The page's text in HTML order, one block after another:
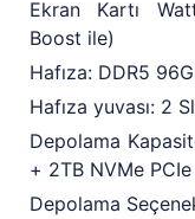
Ekran Kartı
Boost ile)
Hafıza: DDR5
Hafıza yuvası: 2
Depolama
+ 2TB NVMe
Depolama